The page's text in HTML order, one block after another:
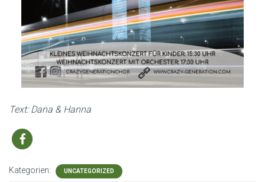
Text: Dana & Hanna
Kategorien: UNCATEGORIZED